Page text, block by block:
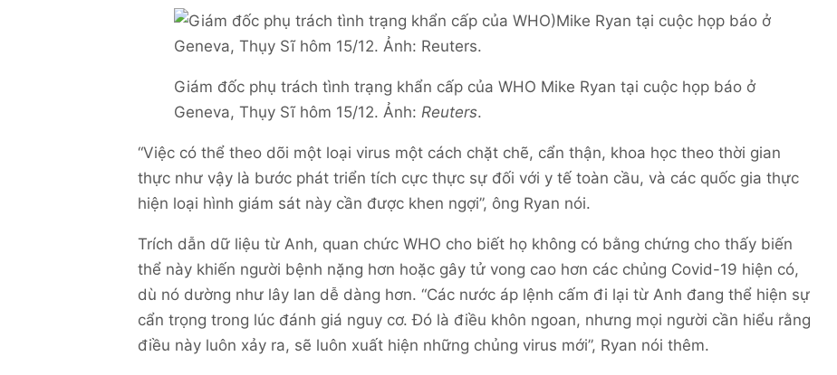
Giám đốc phụ trách tình trạng khẩn cấp của WHO Mike Ryan tại cuộc họp báo ở
Geneva, Thụy Sĩ hôm 15/12. Ảnh: Reuters.
“Việc có thể theo dõi một loại virus một cách chặt chẽ, cẩn thận, khoa học theo thời gian
thực như vậy là bước phát triển tích cực thực sự đối với y tế toàn cầu, và các quốc gia thực
hiện loại hình giám sát này cần được khen ngợi”, ông Ryan nói.
Trích dẫn dữ liệu từ Anh, quan chức WHO cho biết họ không có bằng chứng cho thấy biến
thể này khiến người bệnh nặng hơn hoặc gây tử vong cao hơn các chủng Covid-19 hiện có,
dù nó dường như lây lan dễ dàng hơn. “Các nước áp lệnh cấm đi lại từ Anh đang thể hiện sự
cẩn trọng trong lúc đánh giá nguy cơ. Đó là điều khôn ngoan, nhưng mọi người cần hiểu rằng
điều này luôn xảy ra, sẽ luôn xuất hiện những chủng virus mới”, Ryan nói thêm.